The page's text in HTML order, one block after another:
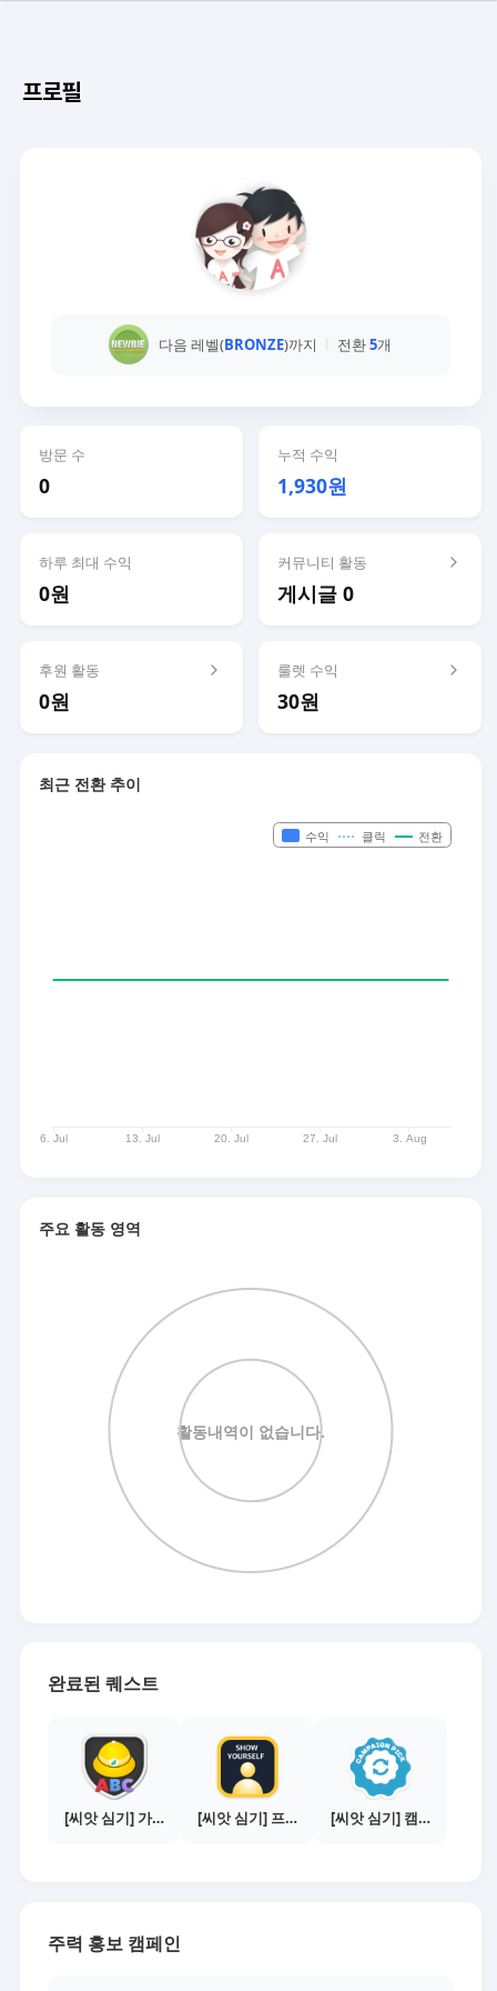
프로필
다음 레벨(BRONZE)까지 전환5개
방문 수
0
누적 수익
1,930원
하루 최대 수익
0원
커뮤니티 활동
게시글 0
후원 활동
0원
룰렛 수익
30원
최근 전환 추이
주요 활동 영역
완료된 퀘스트
[씨앗 심기] 가이드보기 - 매체별 활동 가이드 [씨앗 심기] 프로필 사진 등록하기 [씨앗 심기] 캠페인 선택하기 - PICK 1개
주력 홍보 캠페인